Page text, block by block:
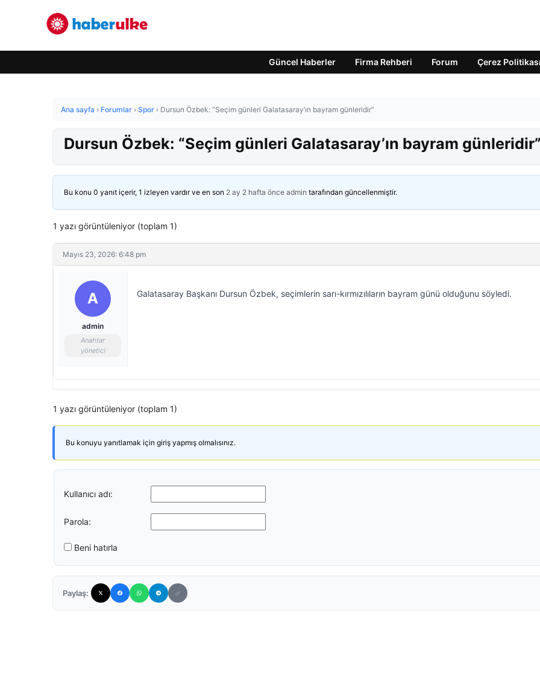
Güncel Haberler Firma Rehberi Forum Çerez Politikası
Ana sayfa › Forumlar › Spor › Dursun Özbek: “Seçim günleri Galatasaray’ın bayram günleridir”
Dursun Özbek: “Seçim günleri Galatasaray’ın bayram günleridir”
Bu konu 0 yanıt içerir, 1 izleyen vardır ve en son 2 ay 2 hafta önce admin tarafından güncellenmiştir.
1 yazı görüntüleniyor (toplam 1)
Mayıs 23, 2026: 6:48 pm
A
admin
Anahtar
yönetici
Galatasaray Başkanı Dursun Özbek, seçimlerin sarı-kırmızılıların bayram günü olduğunu söyledi.
1 yazı görüntüleniyor (toplam 1)
Bu konuyu yanıtlamak için giriş yapmış olmalısınız.
Kullanıcı adı:
Parola:
Beni hatırla
Paylaş: